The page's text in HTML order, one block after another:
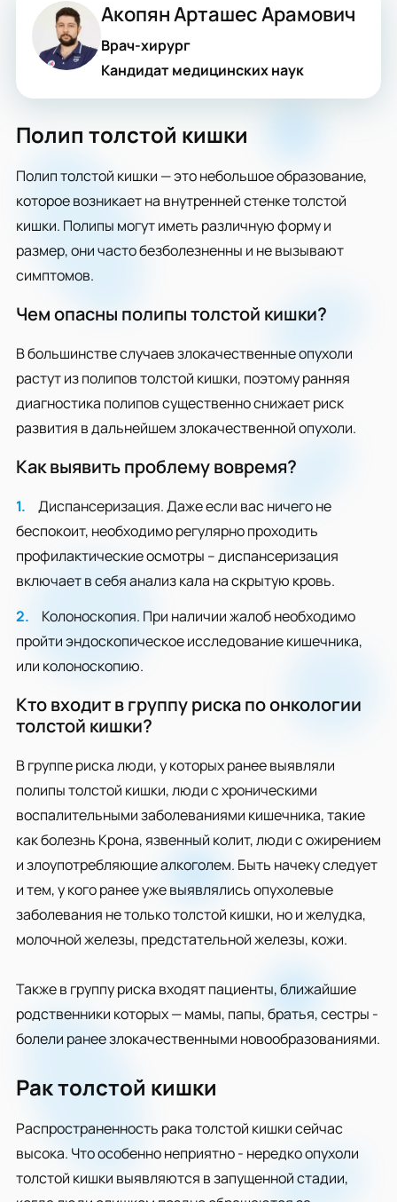
Акопян Арташес Арамович
Врач-хирург
Кандидат медицинских наук
Полип толстой кишки
Полип толстой кишки — это небольшое образование,
которое возникает на внутренней стенке толстой
кишки. Полипы могут иметь различную форму и
размер, они часто безболезненны и не вызывают
симптомов.
Чем опасны полипы толстой кишки?
В большинстве случаев злокачественные опухоли
растут из полипов толстой кишки, поэтому ранняя
диагностика полипов существенно снижает риск
развития в дальнейшем злокачественной опухоли.
Как выявить проблему вовремя?
Диспансеризация. Даже если вас ничего не
беспокоит, необходимо регулярно проходить
профилактические осмотры – диспансеризация
включает в себя анализ кала на скрытую кровь.
Колоноскопия. При наличии жалоб необходимо
пройти эндоскопическое исследование кишечника,
или колоноскопию.
Кто входит в группу риска по онкологии
толстой кишки?
В группе риска люди, у которых ранее выявляли
полипы толстой кишки, люди с хроническими
воспалительными заболеваниями кишечника, такие
как болезнь Крона, язвенный колит, люди с ожирением
и злоупотребляющие алкоголем. Быть начеку следует
и тем, у кого ранее уже выявлялись опухолевые
заболевания не только толстой кишки, но и желудка,
молочной железы, предстательной железы, кожи.
Также в группу риска входят пациенты, ближайшие
родственники которых — мамы, папы, братья, сестры -
болели ранее злокачественными новообразованиями.
Рак толстой кишки
Распространенность рака толстой кишки сейчас
высока. Что особенно неприятно - нередко опухоли
толстой кишки выявляются в запущенной стадии,